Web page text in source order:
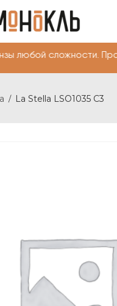
/ La Stella LSO1035 C3